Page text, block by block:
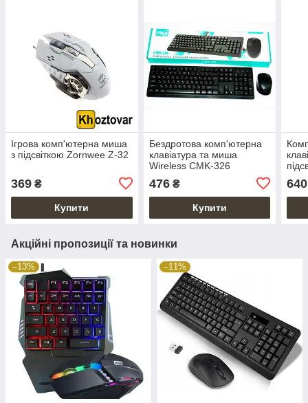
Ігрова комп'ютерна миша
з підсвіткою Zornwee Z-32
369 ₴
Купити
Бездротова комп'ютерна
клавіатура та миша
Wireless CMK-326
476₴
Купити
640
Акційні пропозиції та новинки
–13% –11%